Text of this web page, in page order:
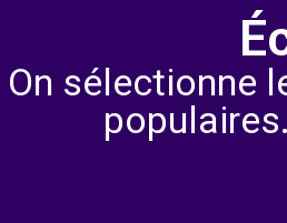
On sélectionne